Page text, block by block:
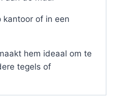
kantoor of in een
hem ideaal om te
tegels of